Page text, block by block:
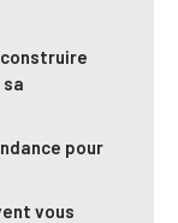
pour
vous